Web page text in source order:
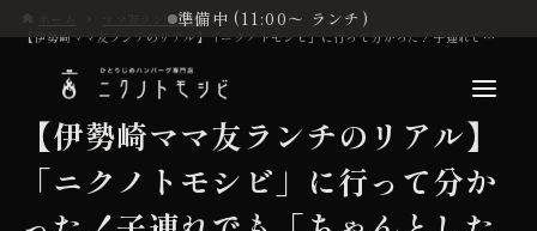
準備中 (11:00〜 ランチ)
こだわり
ママ友ランチ情報
【伊勢崎ママ友ランチのリアル】「ニクノトモシビ」に行って分かった！子連れでも「ちゃんとしたお店」に行ける時代
【伊勢崎ママ友ランチのリアル】
「ニクノトモシビ」に行って分か